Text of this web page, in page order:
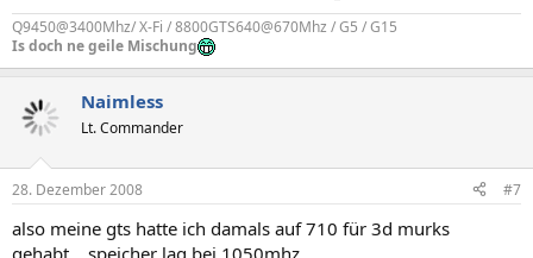
Q9450@3400Mhz/ X-Fi / 8800GTS640@670Mhz / G5 / G15
Is doch ne geile Mischung
Naimless
Lt. Commander
28. Dezember 2008 #7
also meine gts hatte ich damals auf 710 für 3d murks
gehabt... speicher lag bei 1050mhz